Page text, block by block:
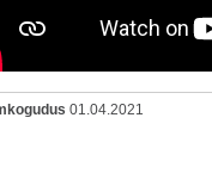
01.04.2021